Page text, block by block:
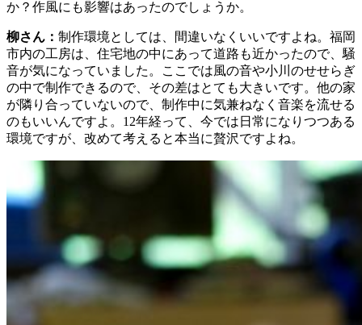
か？作風にも影響はあったのでしょうか。
柳さん： 制作環境としては、間違いなくいいですよね。福岡
市内の工房は、住宅地の中にあって道路も近かったので、騒
音が気になっていました。ここでは風の音や小川のせせらぎ
の中で制作できるので、その差はとても大きいです。他の家
が隣り合っていないので、制作中に気兼ねなく音楽を流せる
のもいいんですよ。12年経って、今では日常になりつつある
環境ですが、改めて考えると本当に贅沢ですよね。